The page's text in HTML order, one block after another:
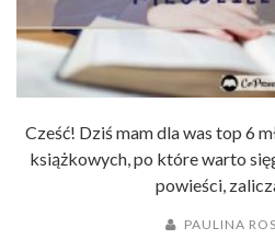
Cześć! Dziś mam dla was top 6
książkowych, po które warto
powieści,
PAULINA